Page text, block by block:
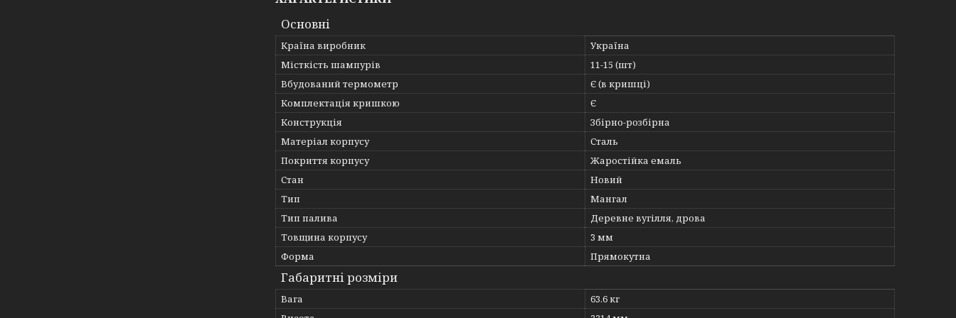
Основні
Країна виробник
Україна
Місткість шампурів
11-15 (шт)
Вбудований термометр
Є (в кришці)
Комплектація кришкою
Є
Конструкція
Збірно-розбірна
Матеріал корпусу
Сталь
Покриття корпусу
Жаростійка емаль
Стан
Новий
Тип
Мангал
Тип палива
Деревне вугілля, дрова
Товщина корпусу
3 мм
Форма
Прямокутна
Габаритні розміри
Вага
63.6 кг